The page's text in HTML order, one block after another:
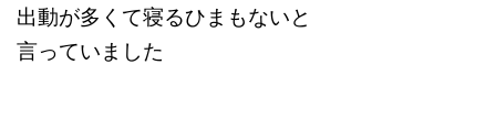
出動が多くて寝るひまもないと
言っていました